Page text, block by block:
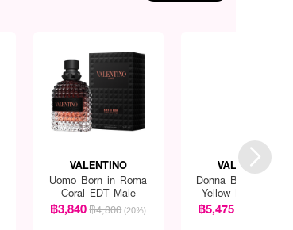
VALENTINO
Uomo Born in Roma
Coral EDT Male
฿3,840฿4,800 (20%)
VALENTINO
Donna Born in
Yellow Dream EDP
฿5,475